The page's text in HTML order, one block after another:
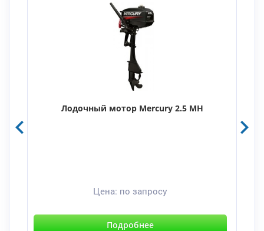
Лодочный мотор Mercury 2.5 MH
Цена: по запросу
Подробнее